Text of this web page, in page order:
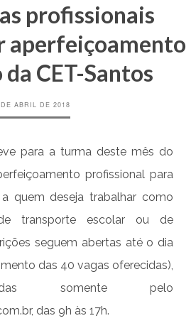
profissionais
aperfeiçoamento
CET-Santos
ABRIL DE 2018
para a turma deste mês do
profissional para
quem deseja trabalhar como
transporte escolar ou de
seguem abertas até o dia
das 40 vagas oferecidas),
somente pelo
, das 9h às 17h.